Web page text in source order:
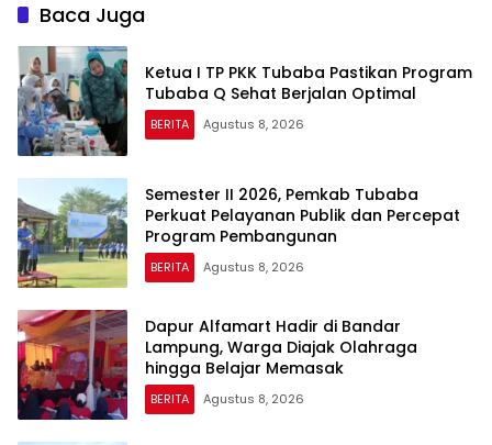
Baca Juga
Ketua I TP PKK Tubaba Pastikan Program
Tubaba Q Sehat Berjalan Optimal
BERITA Agustus 8, 2026
Semester II 2026, Pemkab Tubaba
Perkuat Pelayanan Publik dan Percepat
Program Pembangunan
BERITA Agustus 8, 2026
Dapur Alfamart Hadir di Bandar
Lampung, Warga Diajak Olahraga
hingga Belajar Memasak
BERITA Agustus 8, 2026